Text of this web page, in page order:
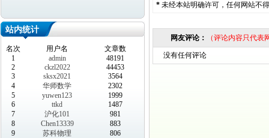
站内统计
名次 用户名
文章数
1
admin
48191
2
ckzl2022
44453
3
sksx2021
3564
4
华师数学
2302
5
yuwen123
1999
6
ttkd
1487
7
沪化101
981
8
Chen13339
883
9
苏科物理
806
* 未经本站明确许可，任何网站不
网友评论： （评论内容只代
没有任何评论